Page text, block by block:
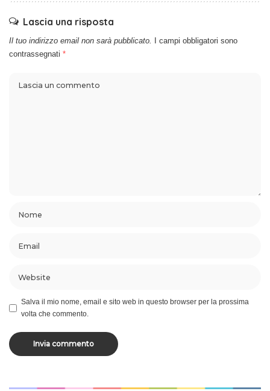
Lascia una risposta
Il tuo indirizzo email non sarà pubblicato.
I campi obbligatori sono
contrassegnati *
Salva il mio nome, email e sito web in questo browser per la prossima
volta che commento.